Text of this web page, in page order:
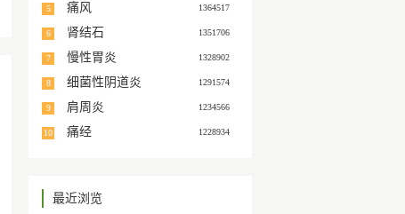
1364517
5 痛风
1351706
6 肾结石
1328902
7 慢性胃炎
1291574
8 细菌性阴道炎
1234566
9 肩周炎
1228934
10 痛经
最近浏览